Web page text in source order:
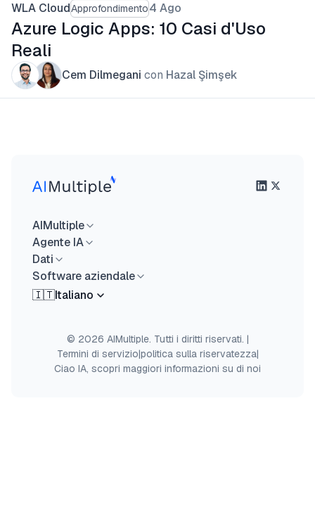
WLA CloudApprofondimento4 Ago
Azure Logic Apps: 10 Casi d'Uso
Reali
Cem Dilmegani con Hazal Şimşek
AIMultiple
Agente IA
Dati
Software aziendale
🇮🇹Italiano
© 2026 AIMultiple. Tutti i diritti riservati. |
Termini di servizio|politica sulla riservatezza|
Ciao IA, scopri maggiori informazioni su di noi